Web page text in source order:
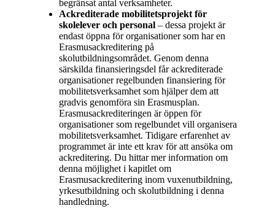
begränsat antal verksamheter.
Ackrediterade mobilitetsprojekt för
skolelever och personal – dessa projekt är
endast öppna för organisationer som har en
Erasmusackreditering på
skolutbildningsområdet. Genom denna
särskilda finansieringsdel får ackrediterade
organisationer regelbunden finansiering för
mobilitetsverksamhet som hjälper dem att
gradvis genomföra sin Erasmusplan.
Erasmusackrediteringen är öppen för
organisationer som regelbundet vill organisera
mobilitetsverksamhet. Tidigare erfarenhet av
programmet är inte ett krav för att ansöka om
ackreditering. Du hittar mer information om
denna möjlighet i kapitlet om
Erasmusackreditering inom vuxenutbildning,
yrkesutbildning och skolutbildning i denna
handledning.